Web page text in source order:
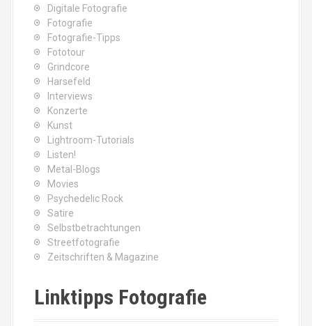
Digitale Fotografie
Fotografie
Fotografie-Tipps
Fototour
Grindcore
Harsefeld
Interviews
Konzerte
Kunst
Lightroom-Tutorials
Listen!
Metal-Blogs
Movies
Psychedelic Rock
Satire
Selbstbetrachtungen
Streetfotografie
Zeitschriften & Magazine
Linktipps Fotografie